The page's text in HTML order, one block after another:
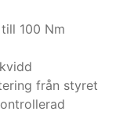
100 Nm
från styret